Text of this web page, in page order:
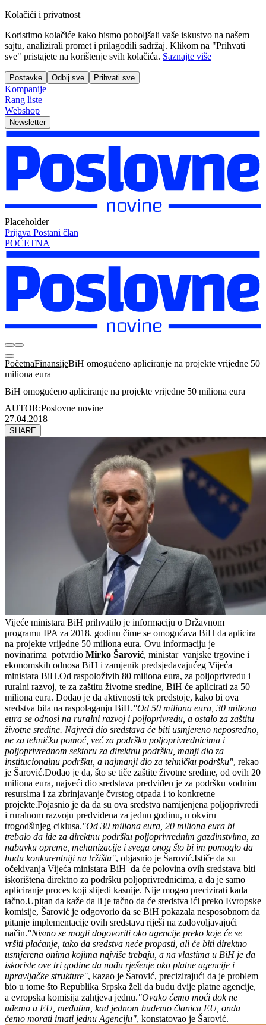
Kolačići i privatnost
Koristimo kolačiće kako bismo poboljšali vaše iskustvo na našem
sajtu, analizirali promet i prilagodili sadržaj. Klikom na "Prihvati
sve" pristajete na korištenje svih kolačića. Saznajte više
Postavke Odbij sve Prihvati sve
Kompanije
Rang liste
Webshop
Newsletter
Placeholder
Prijava Postani član
POČETNA
PočetnaFinansijeBiH omogućeno apliciranje na projekte vrijedne 50
miliona eura
BiH omogućeno apliciranje na projekte vrijedne 50 miliona eura
AUTOR:Poslovne novine
27.04.2018
SHARE
Vijeće ministara BiH prihvatilo je informaciju o Državnom
programu IPA za 2018. godinu čime se omogućava BiH da aplicira
na projekte vrijedne 50 miliona eura. Ovu informaciju je
novinarima potvrdio Mirko Šarović, ministar vanjske trgovine i
ekonomskih odnosa BiH i zamjenik predsjedavajućeg Vijeća
ministara BiH.Od raspoloživih 80 miliona eura, za poljoprivredu i
ruralni razvoj, te za zaštitu životne sredine, BiH će aplicirati za 50
miliona eura. Dodao je da aktivnosti tek predstoje, kako bi ova
sredstva bila na raspolaganju BiH."Od 50 miliona eura, 30 miliona
eura se odnosi na ruralni razvoj i poljoprivredu, a ostalo za zaštitu
životne sredine. Najveći dio sredstava će biti usmjereno neposredno,
ne za tehničku pomoć, već za podršku poljoprivrednicima i
poljoprivrednom sektoru za direktnu podršku, manji dio za
institucionalnu podršku, a najmanji dio za tehničku podršku", rekao
je Šarović.Dodao je da, što se tiče zaštite životne sredine, od ovih 20
miliona eura, najveći dio sredstava predviđen je za podršku vodnim
resursima i za zbrinjavanje čvrstog otpada i to konkretne
projekte.Pojasnio je da da su ova sredstva namijenjena poljoprivredi
i ruralnom razvoju predviđena za jednu godinu, u okviru
trogodšinjeg ciklusa."Od 30 miliona eura, 20 miliona eura bi
trebalo da ide za direktnu podršku poljoprivrednim gazdinstvima, za
nabavku opreme, mehanizacije i svega onog što bi im pomoglo da
budu konkurentniji na tržištu", objasnio je Šarović.Ističe da su
očekivanja Vijeća ministara BiH da će polovina ovih sredstava biti
iskorištena direktno za podršku poljoprivrednicima, a da je samo
apliciranje proces koji slijedi kasnije. Nije mogao precizirati kada
tačno.Upitan da kaže da li je tačno da će sredstva ići preko Evropske
komisije, Šarović je odgovorio da se BiH pokazala nesposobnom da
pitanje implementacije ovih sredstava riješi na zadovoljavajući
način."Nismo se mogli dogovoriti oko agencije preko koje će se
vršiti plaćanje, tako da sredstva neće propasti, ali će biti direktno
usmjerena onima kojima najviše trebaju, a na vlastima u BiH je da
iskoriste ove tri godine da nađu rješenje oko platne agencije i
upravljačke strukture", kazao je Šarović, precizirajući da je problem
bio u tome što Republika Srpska želi da budu dvije platne agencije,
a evropska komisija zahtjeva jednu."Ovako ćemo moći dok ne
uđemo u EU, međutim, kad jednom budemo članica EU, onda
ćemo morati imati jednu Agenciju", konstatovao je Šarović.